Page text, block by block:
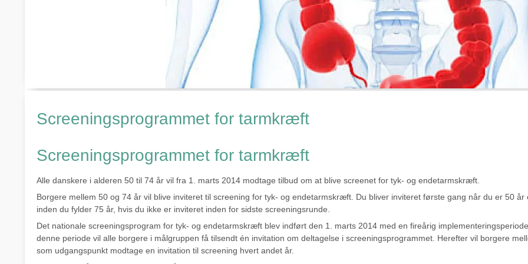
Screeningsprogrammet for tarmkræft
Screeningsprogrammet for tarmkræft
​Alle danskere i alderen 50 til 74 år vil fra 1. marts 2014 modtage tilbud om at blive screenet for tyk- og endetarmskræft.
Borgere mellem 50 og 74 år vil blive inviteret til screening for tyk- og endetarmskræft. Du bliver inviteret første gang når du er 50 år
inden du fylder 75 år, hvis du ikke er inviteret inden for sidste screeningsrunde.
Det nationale screeningsprogram for tyk- og endetarmskræft blev indført den 1. marts 2014 med en fireårig
denne periode vil alle borgere i målgruppen få tilsendt én invitation om deltagelse i screeningsprogrammet. Herefter vil borgere
som udgangspunkt modtage en invitation til screening hvert andet år.